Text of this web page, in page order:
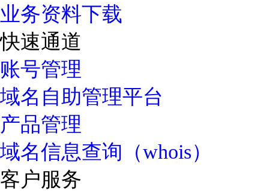
业务资料下载
快速通道
账号管理
域名自助管理平台
产品管理
域名信息查询（whois）
客户服务